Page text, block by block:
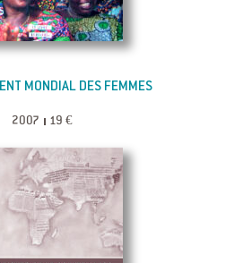
MONDIAL DES FEMMES
2007 19 €